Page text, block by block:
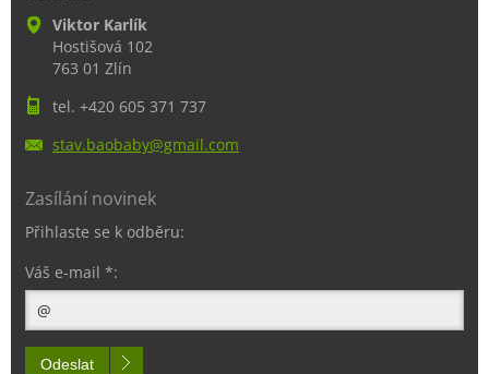
Viktor Karlík
Hostišová 102
763 01 Zlín
tel. +420 605 371 737
stav.baobaby@gmail.com
Zasílání novinek
Přihlaste se k odběru:
Váš e-mail *:
Odeslat